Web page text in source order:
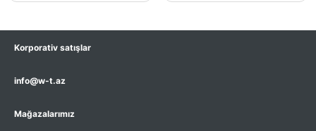
Korporativ satışlar
info@w-t.az
Mağazalarımız